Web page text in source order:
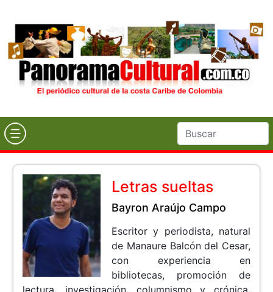
Letras sueltas
Bayron Araújo Campo
Escritor y periodista, natural
de Manaure Balcón del Cesar,
con experiencia en
bibliotecas, promoción de
lectura, investigación, columnismo y crónica.